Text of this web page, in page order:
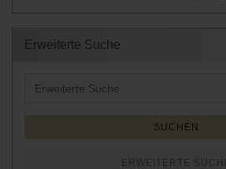
Erweiterte Suche
Suche
SUCHEN
ERWEITERTE